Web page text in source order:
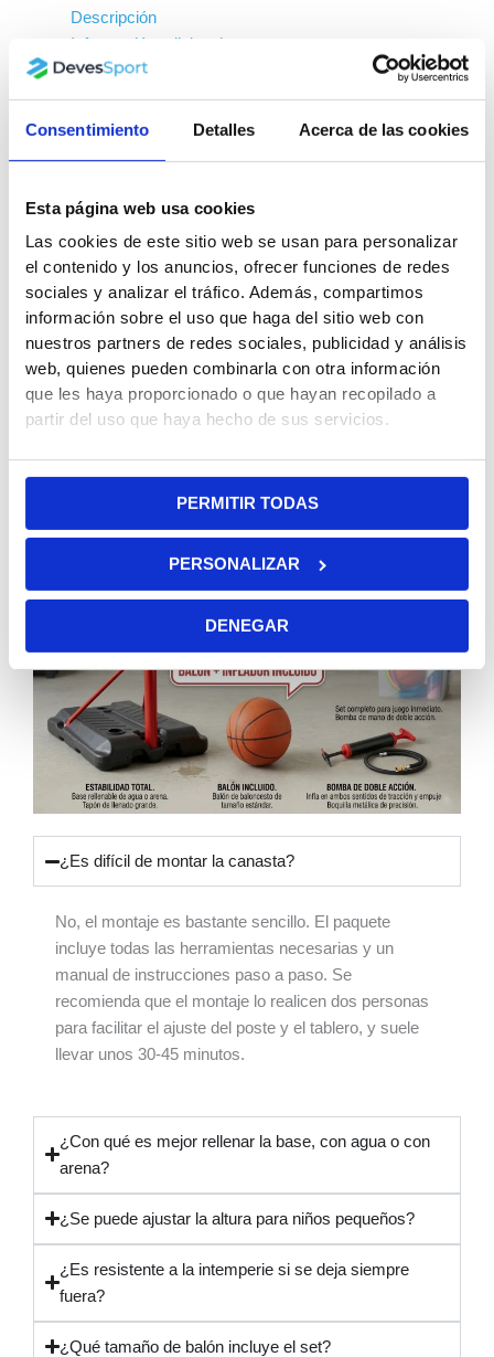
Consentimiento Detalles Acerca de las cookies
Esta página web usa cookies
Las cookies de este sitio web se usan para personalizar
el contenido y los anuncios, ofrecer funciones de redes
sociales y analizar el tráfico. Además, compartimos
información sobre el uso que haga del sitio web con
nuestros partners de redes sociales, publicidad y análisis
web, quienes pueden combinarla con otra información
que les haya proporcionado o que hayan recopilado a
partir del uso que haya hecho de sus servicios.
PERMITIR TODAS
PERSONALIZAR
DENEGAR
Descripción
Información adicional
Trusted Shops Reviews
¿Es difícil de montar la canasta?
No, el montaje es bastante sencillo. El paquete
incluye todas las herramientas necesarias y un
manual de instrucciones paso a paso. Se
recomienda que el montaje lo realicen dos personas
para facilitar el ajuste del poste y el tablero, y suele
llevar unos 30-45 minutos.
¿Con qué es mejor rellenar la base, con agua o con
arena?
¿Se puede ajustar la altura para niños pequeños?
¿Es resistente a la intemperie si se deja siempre
fuera?
¿Qué tamaño de balón incluye el set?